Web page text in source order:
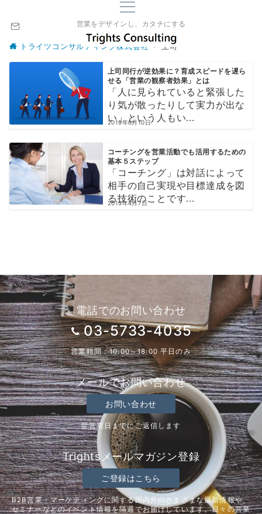
営業をデザインし、カタチにする
トライツコンサルティング株式会社 上司
上司同行が逆効果に？育成スピードを遅ら
せる「営業の観察者効果」とは
「人に見られていると緊張した
り気が散ったりして実力が出な
い」という人もい...
2019年6月10日
コーチングを営業活動でも活用するための
基本５ステップ
「コーチング」は対話によって
相手の自己実現や目標達成を図
る技術のことです...
2015年4月7日
電話でのお問い合わせ
03-5733-4035
営業時間：10:00～18:00 平日のみ
メールでお問い合わせ
お問い合わせ
翌営業日までにご返信します
Trightsメールマガジン登録
ご登録はこちら
B2B営業・マーケティングに関する国内外のさまざまな最新情報や、
セミナーなどのイベント情報を隔週でお届けしています。日々の営業